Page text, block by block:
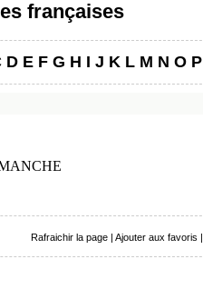
françaises
D E F G H I J K L M N O P
MANCHE
Rafraichir la page | Ajouter aux favoris |